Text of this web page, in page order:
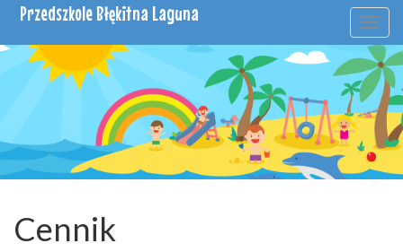
Przedszkole Błękitna Laguna
Cennik